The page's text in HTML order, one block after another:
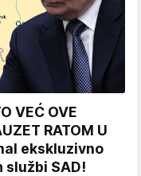
VEĆ OVE
RATOM U
ekskluzivno
SAD!